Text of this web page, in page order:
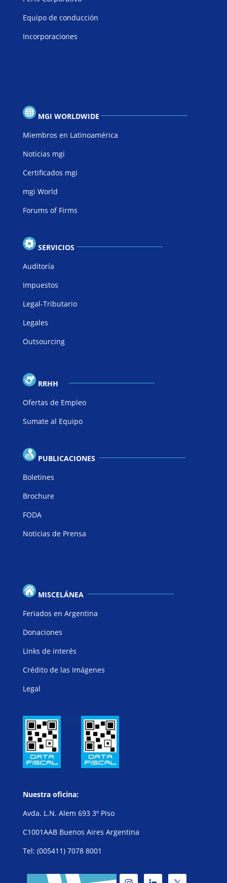
Equipo de conducción
Incorporaciones
MGI WORLDWIDE
Miembros en Latinoamérica
Noticias mgi
Certificados mgi
mgi World
Forums of Firms
SERVICIOS
Auditoría
Impuestos
Legal-Tributario
Legales
Outsourcing
RRHH
Ofertas de Empleo
Sumate al Equipo
PUBLICACIONES
Boletines
Brochure
FODA
Noticias de Prensa
MISCELÁNEA
Feriados en Argentina
Donaciones
Links de interés
Crédito de las Imágenes
Legal
Nuestra oficina:
Avda. L.N. Alem 693 3º Piso
C1001AAB Buenos Aires Argentina
Tel: (005411) 7078 8001